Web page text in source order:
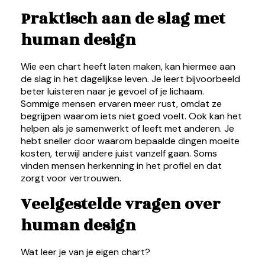
Praktisch aan de slag met
human design
Wie een chart heeft laten maken, kan hiermee aan
de slag in het dagelijkse leven. Je leert bijvoorbeeld
beter luisteren naar je gevoel of je lichaam.
Sommige mensen ervaren meer rust, omdat ze
begrijpen waarom iets niet goed voelt. Ook kan het
helpen als je samenwerkt of leeft met anderen. Je
hebt sneller door waarom bepaalde dingen moeite
kosten, terwijl andere juist vanzelf gaan. Soms
vinden mensen herkenning in het profiel en dat
zorgt voor vertrouwen.
Veelgestelde vragen over
human design
Wat leer je van je eigen chart?